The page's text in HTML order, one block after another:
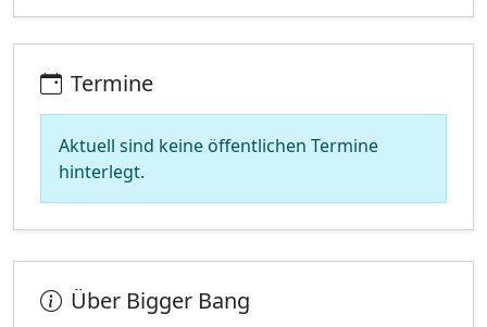
Termine
Aktuell sind keine öffentlichen Termine
hinterlegt.
Über Bigger Bang